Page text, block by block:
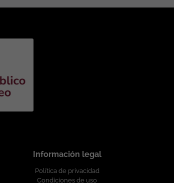
Información legal
Política de privacidad
Condiciones de uso